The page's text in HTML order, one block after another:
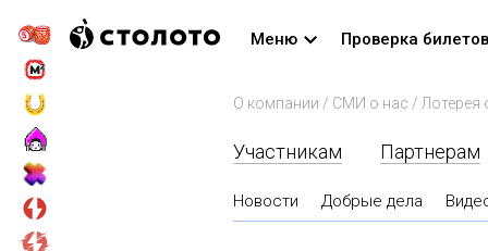
Меню Проверка билетов
О компании / СМИ о нас / Лотерея
Участникам Партнерам
Новости Добрые дела